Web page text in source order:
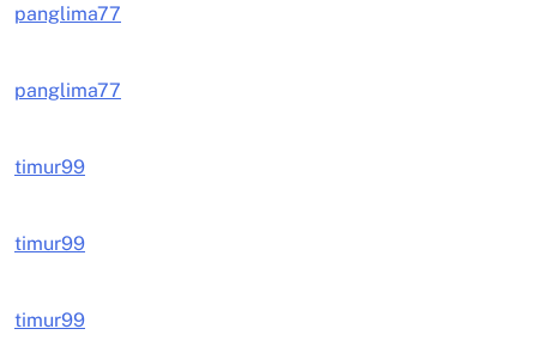
panglima77
panglima77
timur99
timur99
timur99